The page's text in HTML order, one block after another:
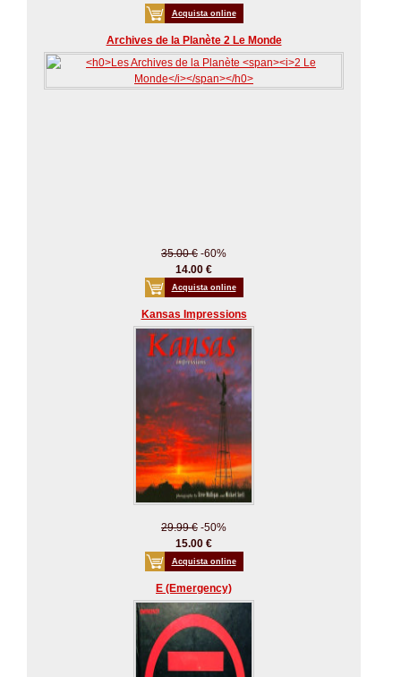
Acquista online
Archives de la Planète 2 Le Monde
35.00 € -60%
14.00 €
Acquista online
Kansas Impressions
29.99 € -50%
15.00 €
Acquista online
E (Emergency)